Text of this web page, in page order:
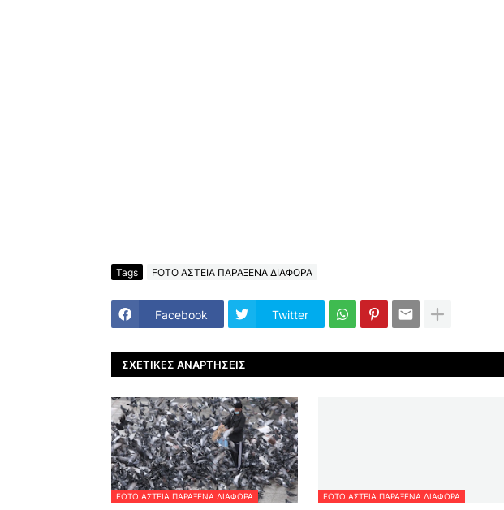
Tags FOTO ΑΣΤΕΙΑ ΠΑΡΑΞΕΝΑ ΔΙΑΦΟΡΑ
Facebook Twitter
ΣΧΕΤΙΚΈΣ ΑΝΑΡΤΉΣΕΙΣ
FOTO ΑΣΤΕΙΑ ΠΑΡΑΞΕΝΑ ΔΙΑΦΟΡΑ FOTO ΑΣΤΕΙΑ ΠΑΡΑΞΕΝΑ ΔΙΑΦΟΡΑ